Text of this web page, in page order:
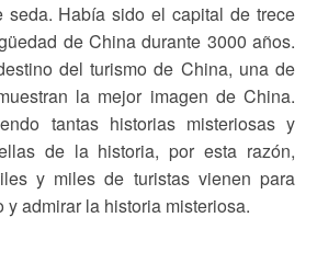
Había sido el capital de trece
de China durante 3000 años.
del turismo de China, una de
la mejor imagen de China.
tantas historias misteriosas y
de la historia, por esta razón,
y miles de turistas vienen para
y admirar la historia misteriosa.